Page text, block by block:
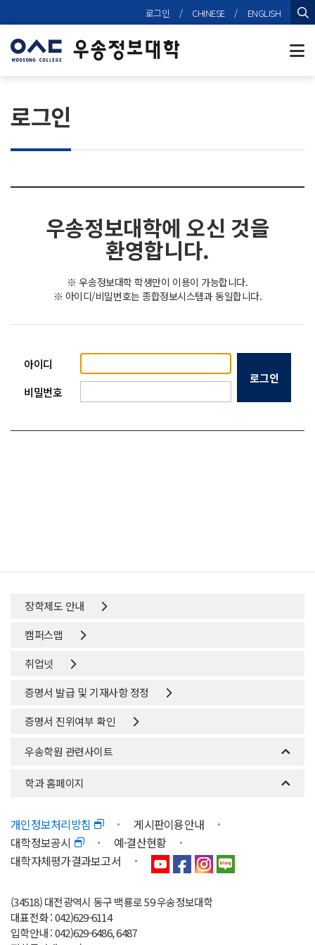
로그인 / CHINESE / ENGLISH
로그인
우송정보대학에 오신 것을
환영합니다.
※ 우송정보대학 학생만이 이용이 가능합니다.
※ 아이디/비밀번호는 종합정보시스템과 동일합니다.
아이디
비밀번호
장학제도 안내
캠퍼스맵
취업넷
증명서 발급 및 기재사항 정정
증명서 진위여부 확인
우송학원 관련사이트
학과 홈페이지
개인정보처리방침
게시판이용안내
대학정보공시
예·결산현황
대학자체평가결과보고서
(34518) 대전광역시 동구 백룡로 59 우송정보대학
대표전화 : 042)629-6114
입학안내 : 042)629-6486, 6487